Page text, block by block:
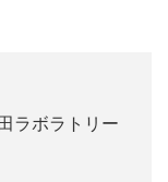
ラボラトリー